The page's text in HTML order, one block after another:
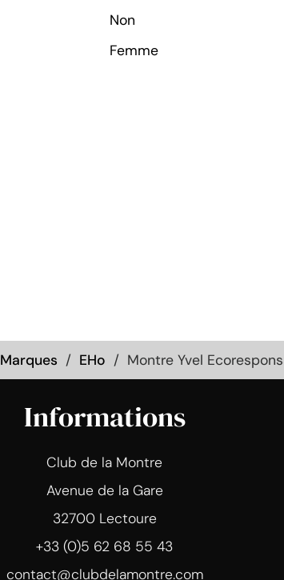
Non
Femme
Marques EHo Montre Yvel
Informations
Club de la Montre
Avenue de la Gare
32700 Lectoure
+33 (0)5 62 68 55 43
contact@clubdelamontre.com